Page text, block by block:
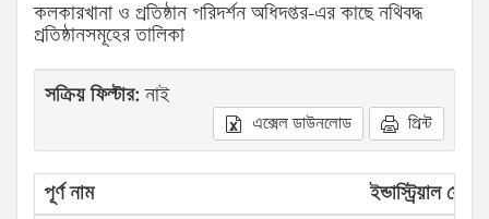
কলকারখানা ও প্রতিষ্ঠান পরিদর্শন অধিদপ্তর-এর কাছে নথিবদ্ধ
প্রতিষ্ঠানসমূহের তালিকা
সক্রিয় ফিল্টার:নাই
এক্সেল ডাউনলোড প্রিন্ট
পূর্ণ নাম
ইন্ডাস্ট্রিয়াল সেক্টর